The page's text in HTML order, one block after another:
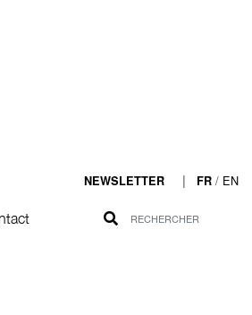
NEWSLETTER | FR / EN